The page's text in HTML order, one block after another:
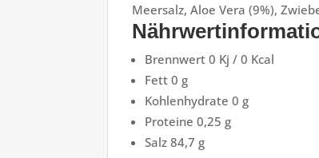
Meersalz, Aloe Vera (9%),
Brennwert 0 Kj / 0 Kcal
Fett 0 g
Kohlenhydrate 0 g
Proteine 0,25 g
Salz 84,7 g